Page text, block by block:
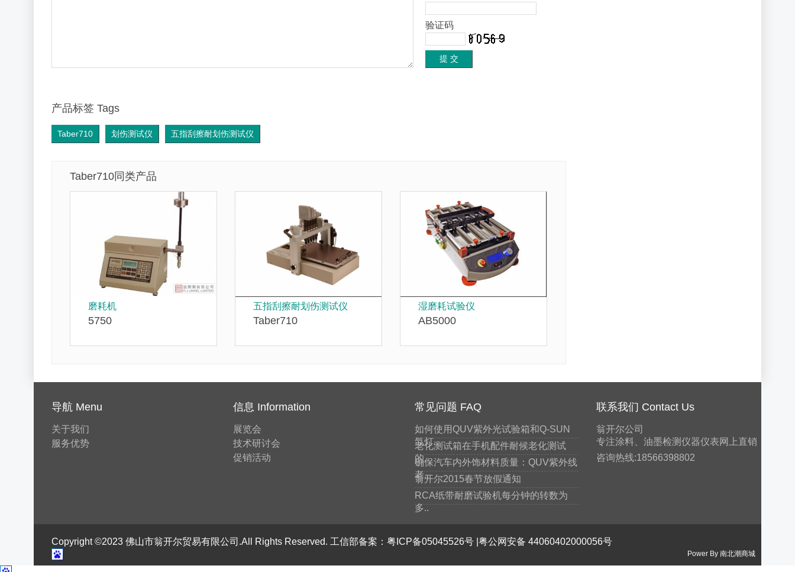
验证码
产品标签 Tags
Taber710 划伤测试仪 五指刮擦耐划伤测试仪
Taber710同类产品
磨耗机
5750
五指刮擦耐划伤测试仪
Taber710
湿磨耗试验仪
AB5000
导航 Menu
关于我们
服务优势
信息 Information
展览会
技术研讨会
促销活动
常见问题 FAQ
如何使用QUV紫外光试验箱和Q-SUN
氙灯..
老化测试箱在手机配件耐候老化测试
的..
确保汽车内外饰材料质量：QUV紫外线
老..
翁开尔2015春节放假通知
RCA纸带耐磨试验机每分钟的转数为
多..
联系我们 Contact Us
翁开尔公司
专注涂料、油墨检测仪器仪表网上直销
咨询热线:18566398802
Copyright ©2023 佛山市翁开尔贸易有限公司.All Rights Reserved. 工信部备案： 粤ICP备05045526号 |粤公网安备 44060402000056号
Power By 南北潮商城